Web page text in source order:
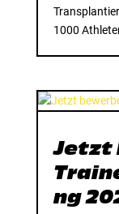
1000
Jetzt
ng